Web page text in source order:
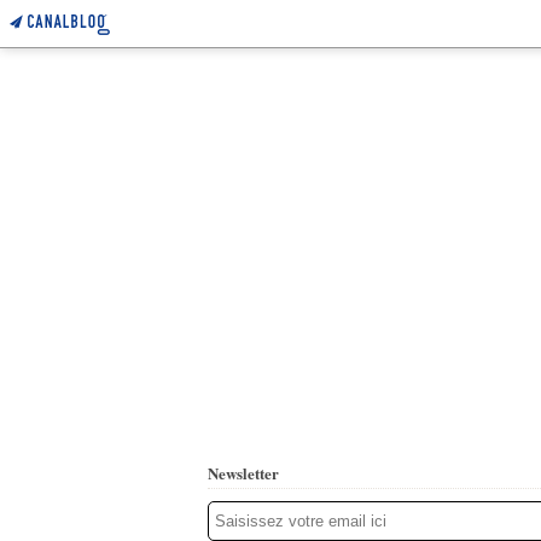
Newsletter